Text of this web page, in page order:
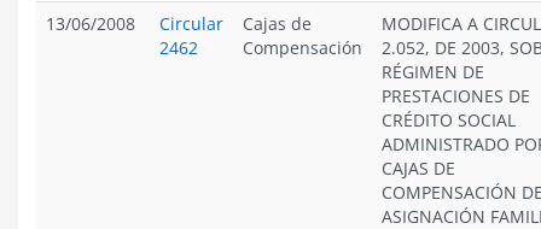
13/06/2008
Circular
2462
Cajas de
Compensación
MODIFICA A
2.052, DE 2003,
RÉGIMEN DE
PRESTACIONES DE
CRÉDITO SOCIAL
ADMINISTRADO
CAJAS DE
COMPENSACIÓN
ASIGNACIÓN